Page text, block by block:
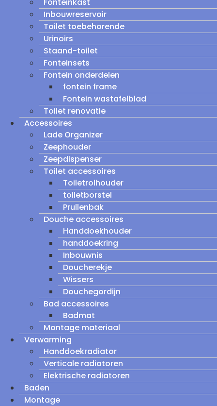
Inbouwreservoir
Toilet toebehorende
Urinoirs
Staand-toilet
Fonteinsets
Fontein onderdelen
fontein frame
Fontein wastafelblad
Toilet renovatie
Accessoires
Lade Organizer
Zeephouder
Zeepdispenser
Toilet accessoires
Toiletrolhouder
toiletborstel
Prullenbak
Douche accessoires
Handdoekhouder
handdoekring
Inbouwnis
Doucherekje
Wissers
Douchegordijn
Bad accessoires
Badmat
Montage materiaal
Verwarming
Handdoekradiator
Verticale radiatoren
Elektrische radiatoren
Baden
Montage